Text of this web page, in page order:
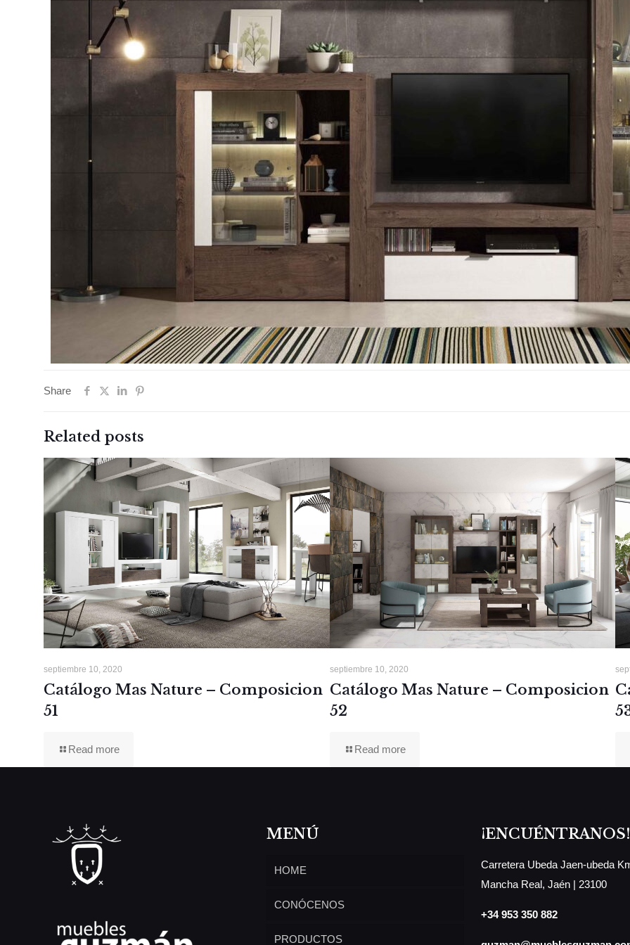
Share
Related posts
septiembre 10, 2020
Catálogo Mas Nature – Composicion
51
Read more
septiembre 10, 2020
Catálogo Mas Nature – Composicion
52
Read more
MENÚ
HOME
CONÓCENOS
PRODUCTOS
¡ENCUÉNTRANOS!
Carretera Ubeda Jaen-ubeda
Mancha Real, Jaén | 23100
+34 953 350 882